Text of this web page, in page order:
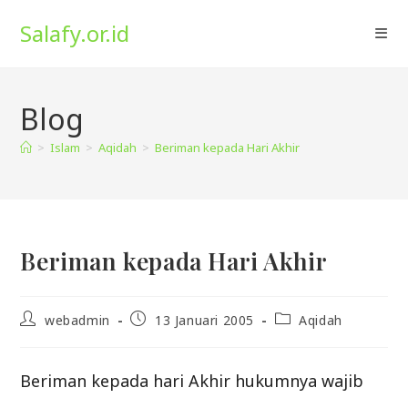
Salafy.or.id
Blog
> Islam > Aqidah > Beriman kepada Hari Akhir
Beriman kepada Hari Akhir
Postwebadmin
Post13 Januari 2005
PostAqidah
Beriman kepada hari Akhir hukumnya wajib